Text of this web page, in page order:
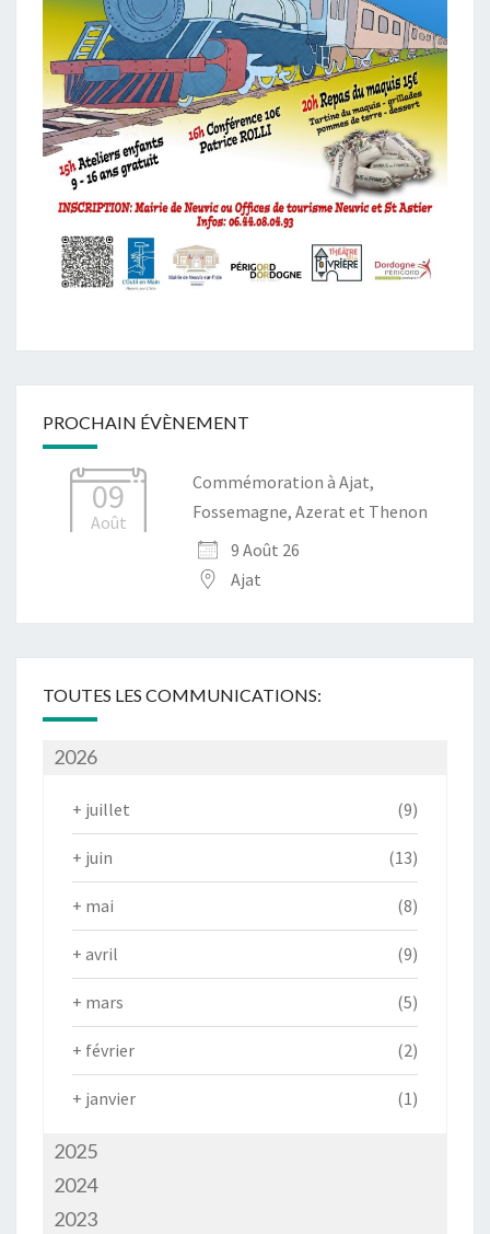
PROCHAIN ÉVÈNEMENT
09
Août
Commémoration à Ajat,
Fossemagne, Azerat et Thenon
9 Août 26
Ajat
TOUTES LES COMMUNICATIONS:
2026
+ juillet (9)
+ juin (13)
+ mai (8)
+ avril (9)
+ mars (5)
+ février (2)
+ janvier (1)
2025
2024
2023